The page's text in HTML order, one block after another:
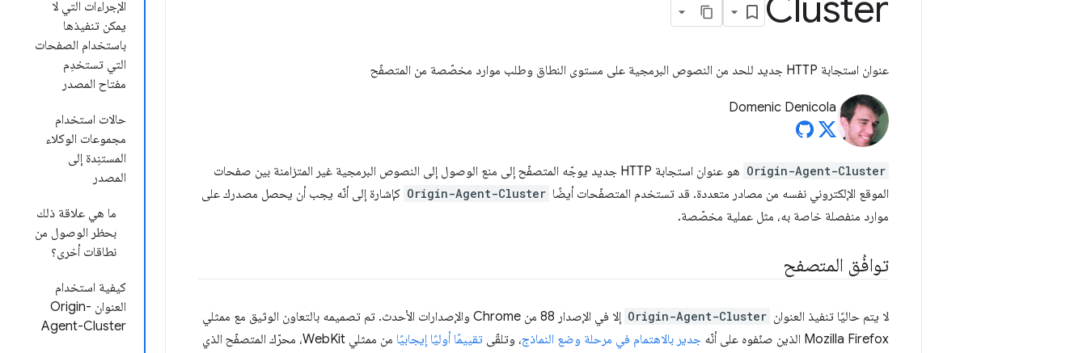
الإجراءات التي لا
يمكن تنفيذها
باستخدام الصفحات
التي تستخدِم
مفتاح المصدر
حالات استخدام
مجموعات الوكلاء
المستنِدة إلى
المصدر
ما هي علاقة ذلك
بحظر الوصول من
نطاقات أخرى؟
كيفية استخدام
العنوان Origin-
Agent-Cluster
عنوان استجابة HTTP جديد للحد من النصوص البرمجية على مستوى النطاق وطلب موارد مخصّصة من المتصفّح
Domenic Denicola
Origin-Agent-Cluster
هو عنوان استجابة HTTP جديد يوجّه المتصفّح إلى منع الوصول إلى النصوص البرمجية غير المتزامنة بين صفحات
الموقع الإلكتروني نفسه من مصادر متعددة. قد تستخدم المتصفّحات أيضًا Origin-Agent-Cluster كإشارة إلى أنّه يجب أن يحصل مصدرك على
موارد منفصلة خاصة به، مثل عملية مخصّصة.
توافُق المتصفح
لا يتم حاليًا تنفيذ العنوان Origin-Agent-Cluster
إلا في الإصدار 88 من Chrome والإصدارات الأحدث. تم تصميمه بالتعاون الوثيق مع ممثلي
Mozilla Firefox الذين صنّفوه على أنّه
جدير بالاهتمام في مرحلة وضع النماذج، وتلقّى تقييمًا أوليًا إيجابيًا
من ممثلي WebKit، محرّك المتصفّح الذي